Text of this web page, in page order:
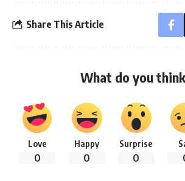
Share This Article
What do you
Love
0
Happy
0
Surprise
0